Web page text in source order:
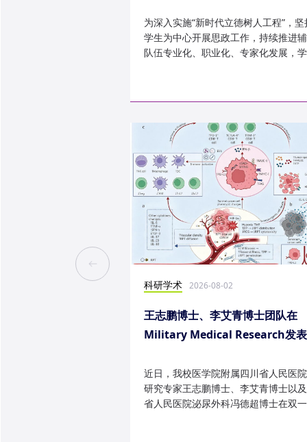
为深入实施“新时代立德树人工程”，
学生为中心开展思政工作，持续推进
队伍专业化、职业化、专家化发展，
科研学术 2026-08-02
王志鹏博士、李艾青博士团队在
Military Medical Research发
近日，我校医学院附属四川省人民医
研究专家王志鹏博士、李艾青博士以
省人民医院泌尿外科冯德超博士在双